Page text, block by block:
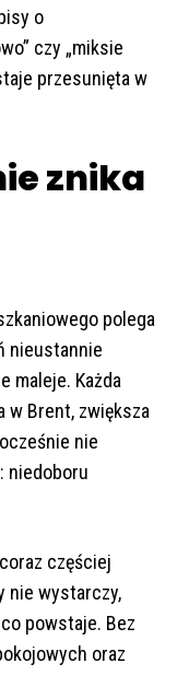
o
czy „miksie
przesunięta w
znika
polega
nieustannie
maleje. Każda
w Brent, zwiększa
nie
niedoboru
częściej
nie wystarczy,
powstaje. Bez
oraz